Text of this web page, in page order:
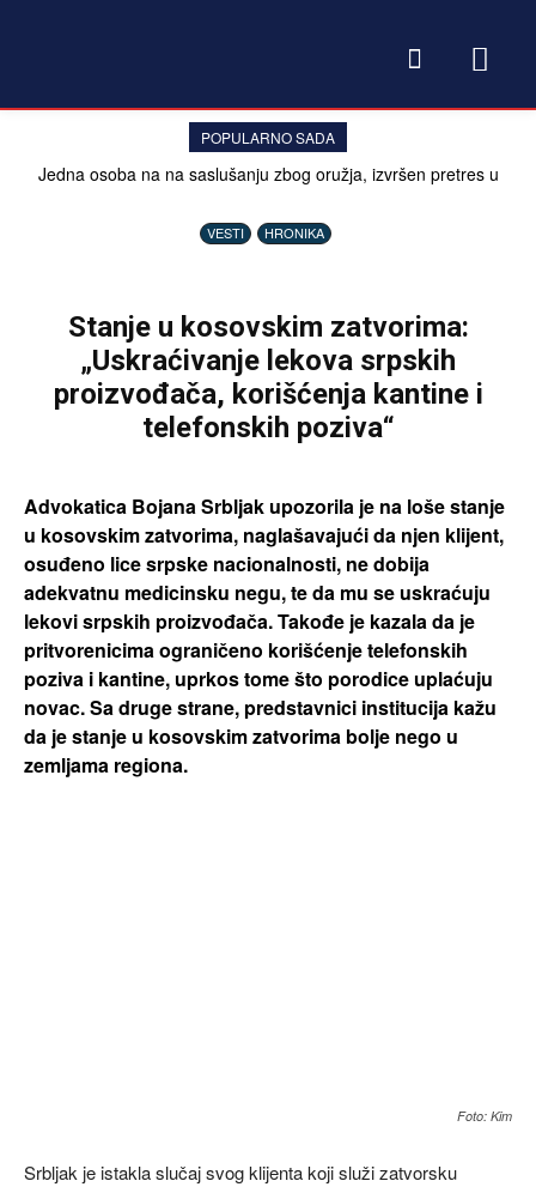
POPULARNO SADA
Jedna osoba na na saslušanju zbog oružja, izvršen pretres u
VESTI HRONIKA
Stanje u kosovskim zatvorima:
„Uskraćivanje lekova srpskih
proizvođača, korišćenja kantine i
telefonskih poziva“
Advokatica Bojana Srbljak upozorila je na loše stanje
u kosovskim zatvorima, naglašavajući da njen klijent,
osuđeno lice srpske nacionalnosti, ne dobija
adekvatnu medicinsku negu, te da mu se uskraćuju
lekovi srpskih proizvođača. Takođe je kazala da je
pritvorenicima ograničeno korišćenje telefonskih
poziva i kantine, uprkos tome što porodice uplaćuju
novac. Sa druge strane, predstavnici institucija kažu
da je stanje u kosovskim zatvorima bolje nego u
zemljama regiona.
Foto: Kim
Srbljak je istakla slučaj svog klijenta koji služi zatvorsku